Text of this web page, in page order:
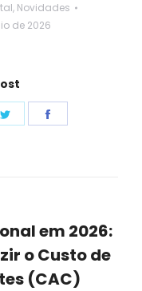
, Novidades
de 2026
Compartilhar
em 2026:
o Custo de
(CAC)